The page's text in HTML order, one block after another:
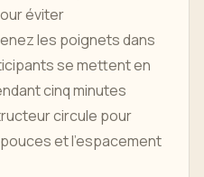
éviter
les poignets dans
se mettent en
cinq minutes
circule pour
et l'espacement